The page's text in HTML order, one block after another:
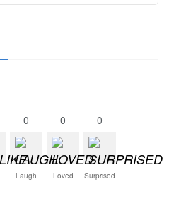
0
Laugh
0
Loved
0
Surprised